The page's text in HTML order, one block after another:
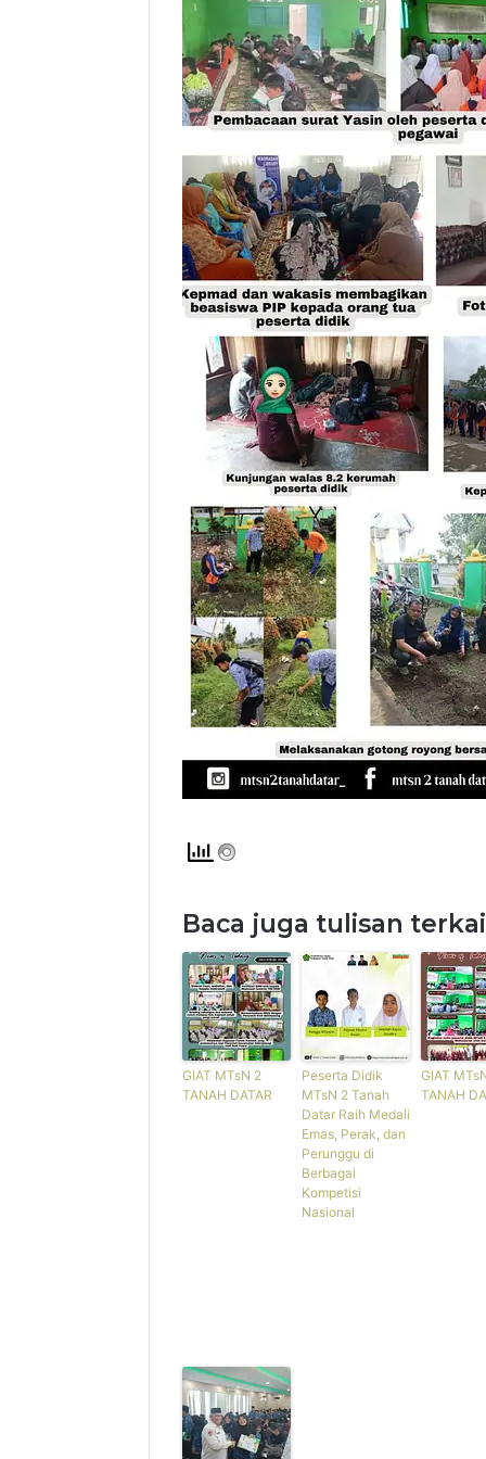
Baca juga tulisan
GIAT MTsN 2
TANAH DATAR
Peserta Didik
MTsN 2 Tanah
Datar Raih Medali
Emas, Perak, dan
Perunggu di
Berbagai
Kompetisi
Nasional
GIAT
TANAH